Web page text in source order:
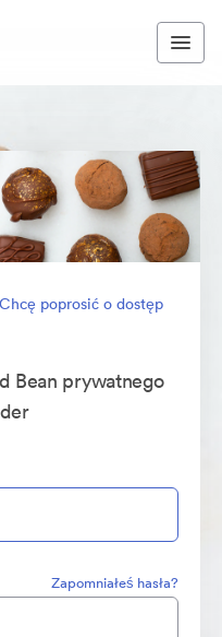
Chcę poprosić o dostęp
Bean prywatnego
Zapomniałeś hasła?